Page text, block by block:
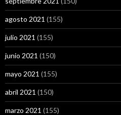
agosto 2021 (155)
julio 2021 (155)
junio 2021 (150)
mayo 2021 (155)
abril 2021 (150)
marzo 2021 (155)